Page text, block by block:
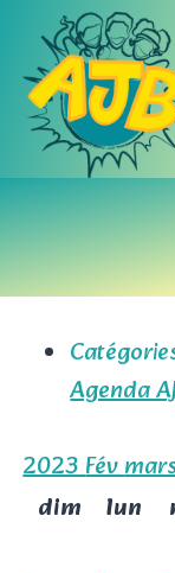
contenu
Agenda
2023Fév
dim
lun